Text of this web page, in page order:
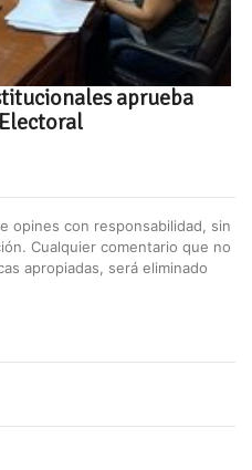
aprueba
opines con responsabilidad, sin
Cualquier comentario que no
apropiadas, será eliminado